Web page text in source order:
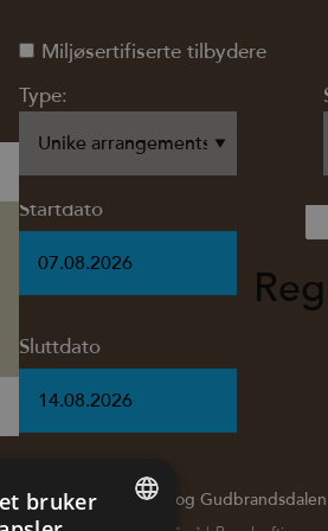
Miljøsertifiserte tilbydere
Type:
Miljøsertifiserte tilbydere
Type:
Miljøsertifiserte tilbydere
Type:
Startdato
Sluttdato
Miljøsertifiserte tilbydere
Type:
Hvorfor Lillehammer og Gudbrandsdalen
bruker